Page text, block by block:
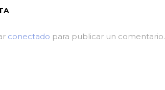
conectado para publicar un comentario.